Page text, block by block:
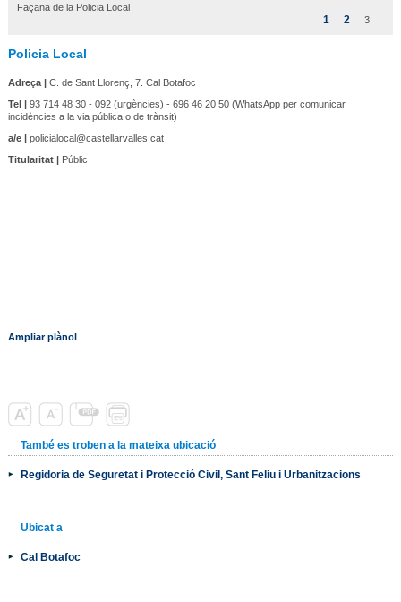
Façana de la Policia Local
1 2 3
Policia Local
Adreça |C. de Sant Llorenç, 7. Cal Botafoc
Tel |93 714 48 30 - 092 (urgències) - 696 46 20 50 (WhatsApp per comunicar
incidències a la via pública o de trànsit)
a/e |policialocal@castellarvalles.cat
Titularitat |Públic
Ampliar plànol
També es troben a la mateixa ubicació
Regidoria de Seguretat i Protecció Civil, Sant Feliu i Urbanitzacions
Ubicat a
Cal Botafoc